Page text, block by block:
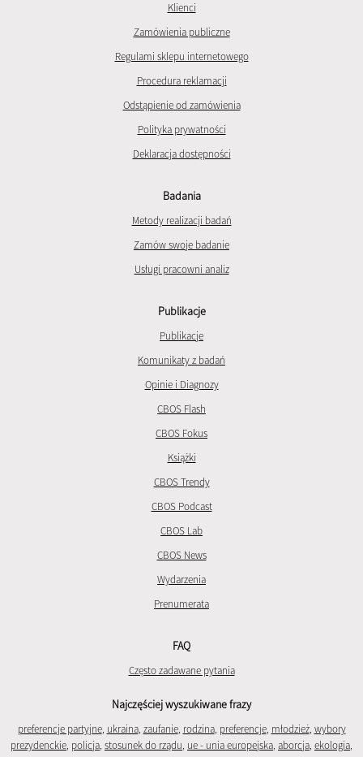
Klienci
Zamówienia publiczne
Regulami sklepu internetowego
Procedura reklamacji
Odstąpienie od zamówienia
Polityka prywatności
Deklaracja dostępności
Badania
Metody realizacji badań
Zamów swoje badanie
Usługi pracowni analiz
Publikacje
Publikacje
Komunikaty z badań
Opinie i Diagnozy
CBOS Flash
CBOS Fokus
Książki
CBOS Trendy
CBOS Podcast
CBOS Lab
CBOS News
Wydarzenia
Prenumerata
FAQ
Często zadawane pytania
Najczęściej wyszukiwane frazy
preferencje partyjne, ukraina, zaufanie, rodzina, preferencje, młodzież, wybory
prezydenckie, policja, stosunek do rządu, ue - unia europejska, aborcja, ekologia,